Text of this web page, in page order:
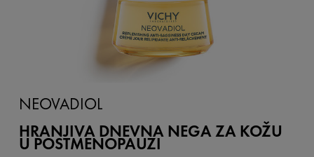
NEOVADIOL
HRANJIVA DNEVNA NEGA ZA KOŽU
U POSTMENOPAUZI